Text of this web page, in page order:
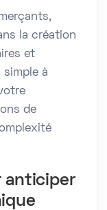
la création
et
à
de
anticiper